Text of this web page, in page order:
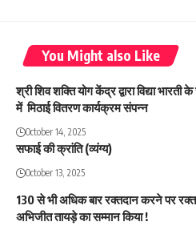
You Might also Like
श्री शिव शक्ति योग केंद्र द्वारा विद्या भारती
में मिठाई वितरण कार्यक्रम संपन्न
October 14, 2025
सफाई की क्रांति (व्यंग्य)
October 13, 2025
130 से भी अधिक बार रक्तदान करने पर
अभिजीत तायड़े का सम्मान किया !